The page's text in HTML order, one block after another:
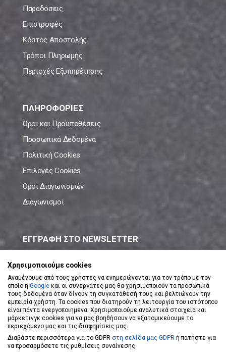
Παραδόσεις
Επιστροφές
Κόστος Αποστολής
Τρόποι Πληρωμής
Περιοχές Εξυπηρέτησης
ΠΛΗΡΟΦΟΡΙΕΣ
Όροι και Προϋποθέσεις
Προσωπικά Δεδομένα
Πολιτική Cookies
Επιλογές Cookies
Όροι Διαγωνισμών
Διαγωνισμοί
ΕΓΓΡΑΦΗ ΣΤΟ NEWSLETTER
ΕΓΓΡΑΦΗ ΣΤΟ NEWSLETTER
Αποδέχομαι τουςΌρους Χρήσης
Χρησιμοποιούμε cookies
Αναμένουμε από τους χρήστες να ενημερώνονται για τον τρόπο με τον
οποίο η Google και οι συνεργάτες μας θα χρησιμοποιούν τα προσωπικά
τους δεδομένα όταν δίνουν τη συγκατάθεσή τους και βελτιώνουν την
εμπειρία χρήστη. Τα cookies που διατηρούν τη λειτουργία του ιστότοπου
είναι πάντα ενεργοποιημένα. Χρησιμοποιούμε αναλυτικά στοιχεία και
μάρκετινγκ cookies για να μας βοηθήσουν να εξατομικεύουμε το
περιεχόμενο μας και τις διαφημίσεις μας.
Διαβάστε περισσότερα για το GDPR στη σελίδα μας GDPR ή πατήστε για
να προσαρμόσετε τις ρυθμίσεις συναίνεσης.